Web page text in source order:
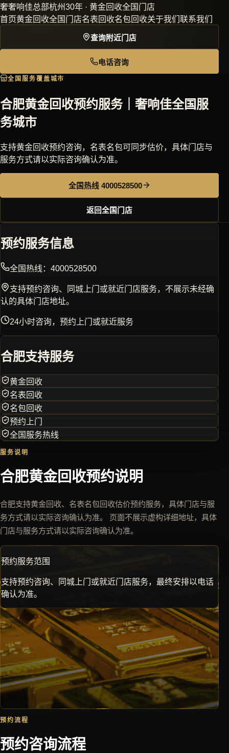
奢奢响佳总部杭州30年 · 黄金回收全国门店
首页黄金回收全国门店名表回收名包回收关于我们 联系我们
查询附近门店
电话咨询
全国服务覆盖城市
合肥黄金回收预约服务｜奢响佳全国服
务城市
支持黄金回收预约咨询，名表名包可同步估价，具体门店与
服务方式请以实际咨询确认为准。
全国热线 4000528500
返回全国门店
预约服务信息
全国热线： 4000528500
支持预约咨询、同城上门或就近门店服务，不展示未经确
认的具体门店地址。
24小时咨询，预约上门或就近服务
合肥支持服务
黄金回收
名表回收
名包回收
预约上门
全国服务热线
服务说明
合肥黄金回收预约说明
合肥支持黄金回收、名表名包回收估价预约服务，具体门店与服
务方式请以实际咨询确认为准。 页面不展示虚构详细地址，具体
门店与服务方式请以实际咨询确认为准。
预约服务范围
支持预约咨询、同城上门或就近门店服务，最终安排以电话
确认为准。
预约流程
预约咨询流程